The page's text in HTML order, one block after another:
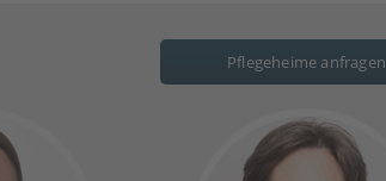
Pflegeheime anfragen